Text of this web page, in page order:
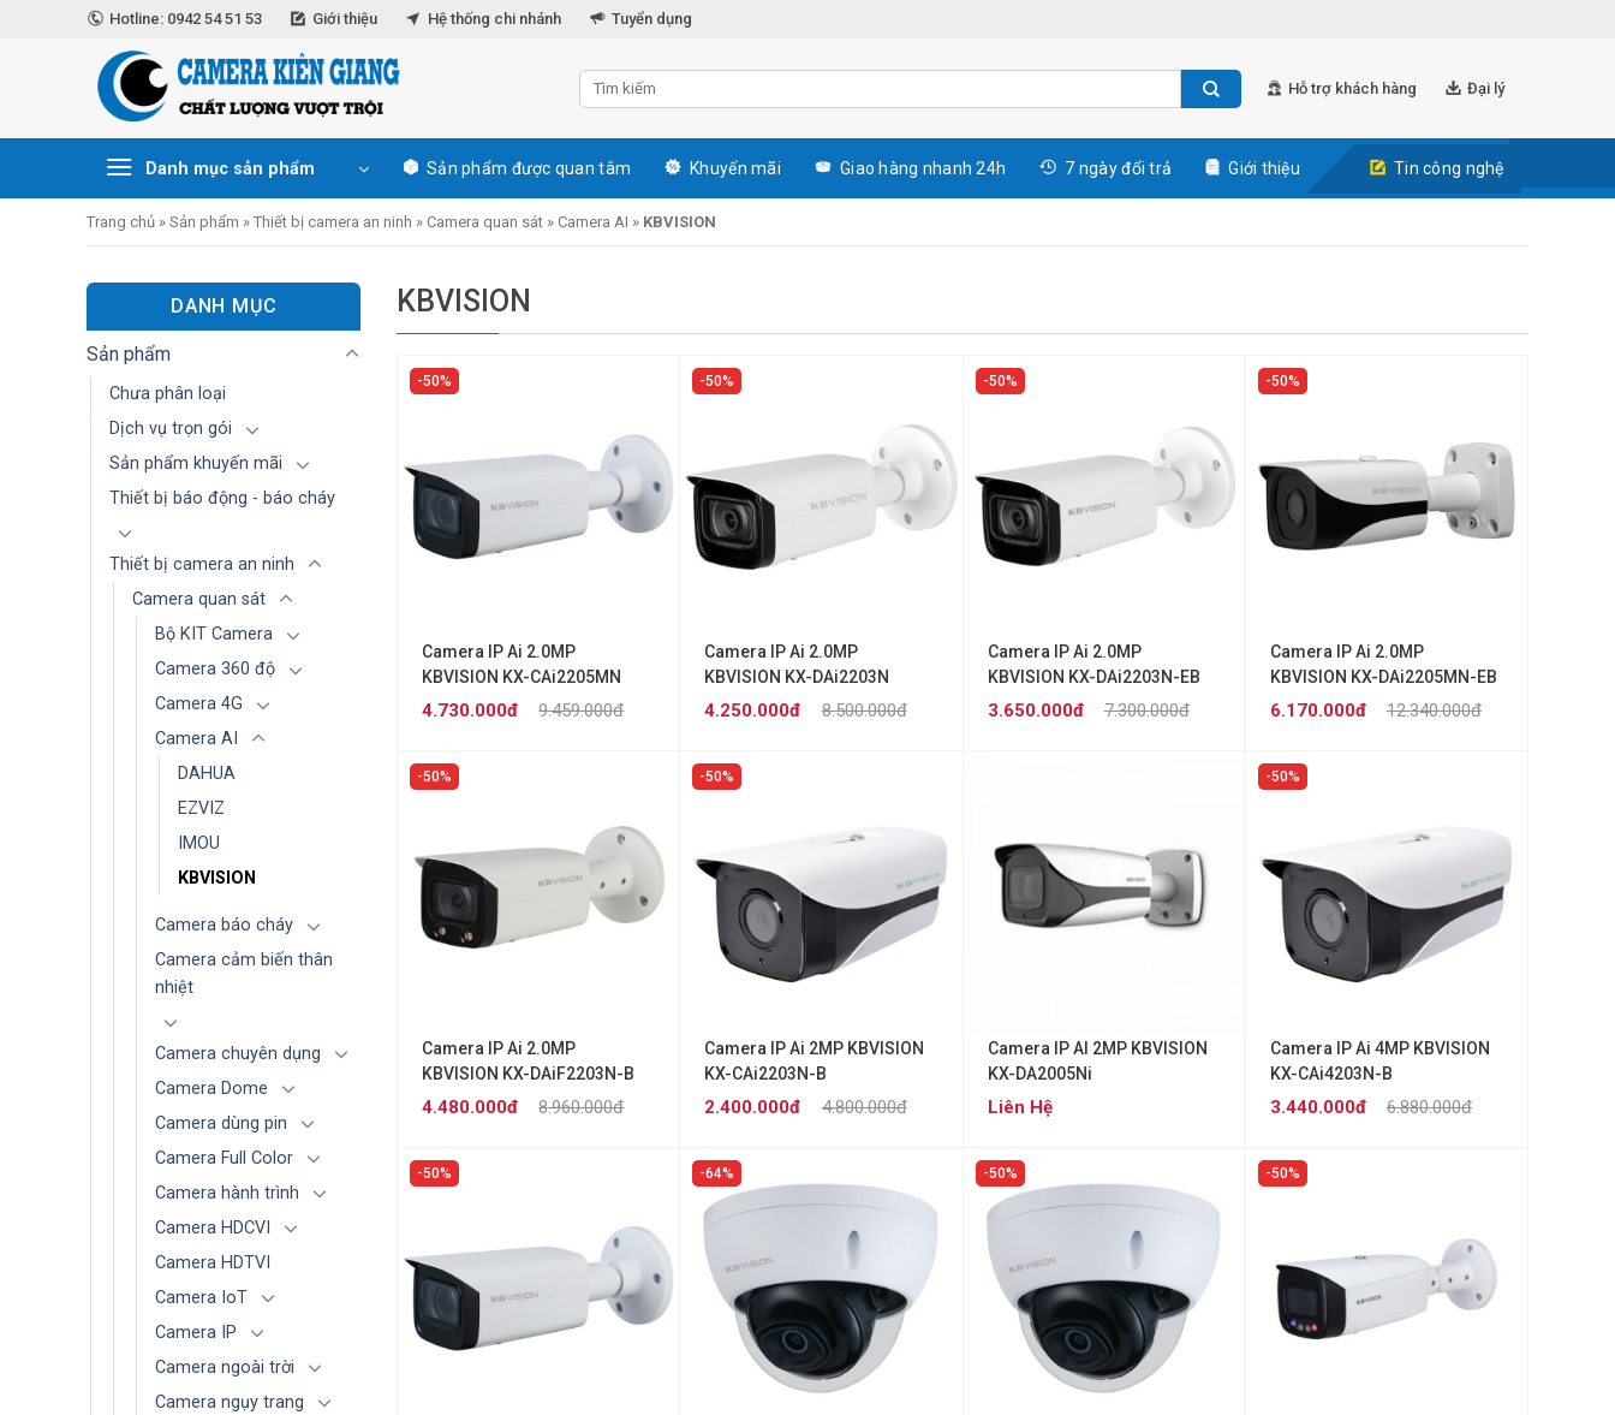
Hotline: 0942 54 51 53 Giới thiệu Hệ thống chi nhánh Tuyển dụng
Hỗ trợ khách hàng Đại lý
Danh mục sản phẩm Sản phẩm được quan tâm Khuyến mãi Giao hàng nhanh 24h 7 ngày đổi trả Giới thiệu Tin công nghệ
Trang chủ » Sản phẩm » Thiết bị camera an ninh » Camera quan sát » Camera AI » KBVISION
DANH MỤC
Sản phẩm
Chưa phân loại
Dịch vụ trọn gói
Sản phẩm khuyến mãi
Thiết bị báo động - báo cháy
Thiết bị camera an ninh
Camera quan sát
Bộ KIT Camera
Camera 360 độ
Camera 4G
Camera AI
DAHUA
EZVIZ
IMOU
KBVISION
Camera báo cháy
Camera cảm biến thân
nhiệt
Camera chuyên dụng
Camera Dome
Camera dùng pin
Camera Full Color
Camera hành trình
Camera HDCVI
Camera HDTVI
Camera IoT
Camera IP
Camera ngoài trời
Camera ngụy trang
KBVISION
50%
Camera IP Ai 2.0MP
KBVISION KX-CAi2205MN
9.459.000đ
4.730.000đ
50%
Camera IP Ai 2.0MP
KBVISION KX-DAi2203N
8.500.000đ
4.250.000đ
50%
Camera IP Ai 2.0MP
KBVISION KX-DAi2203N-EB
7.300.000đ
3.650.000đ
50%
Camera IP Ai 2.0MP
KBVISION KX-DAi2205MN-EB
12.340.000đ
6.170.000đ
50%
Camera IP Ai 2.0MP
KBVISION KX-DAiF2203N-B
8.960.000đ
4.480.000đ
50%
Camera IP Ai 2MP KBVISION
KX-CAi2203N-B
4.800.000đ
2.400.000đ
Camera IP AI 2MP KBVISION
KX-DA2005Ni
Liên Hệ
50%
Camera IP Ai 4MP KBVISION
KX-CAi4203N-B
6.880.000đ
3.440.000đ
50% 64% 50% 50%